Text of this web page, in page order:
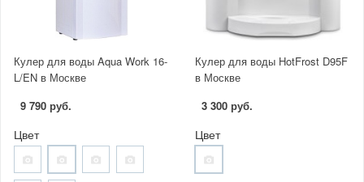
Кулер для воды Aqua Work 16-
L/EN в Москве
9 790 руб.
Цвет
Кулер для воды HotFrost D95F
в Москве
3 300 руб.
Цвет